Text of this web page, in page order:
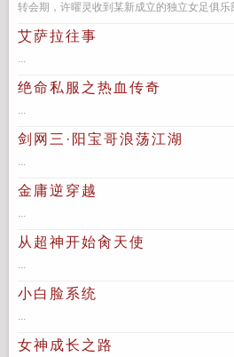
转会期，许曜灵收到某新成立的独立女足俱乐
艾萨拉往事
...
绝命私服之热血传奇
...
剑网三·阳宝哥浪荡江湖
...
金庸逆穿越
...
从超神开始肏天使
...
小白脸系统
...
女神成长之路